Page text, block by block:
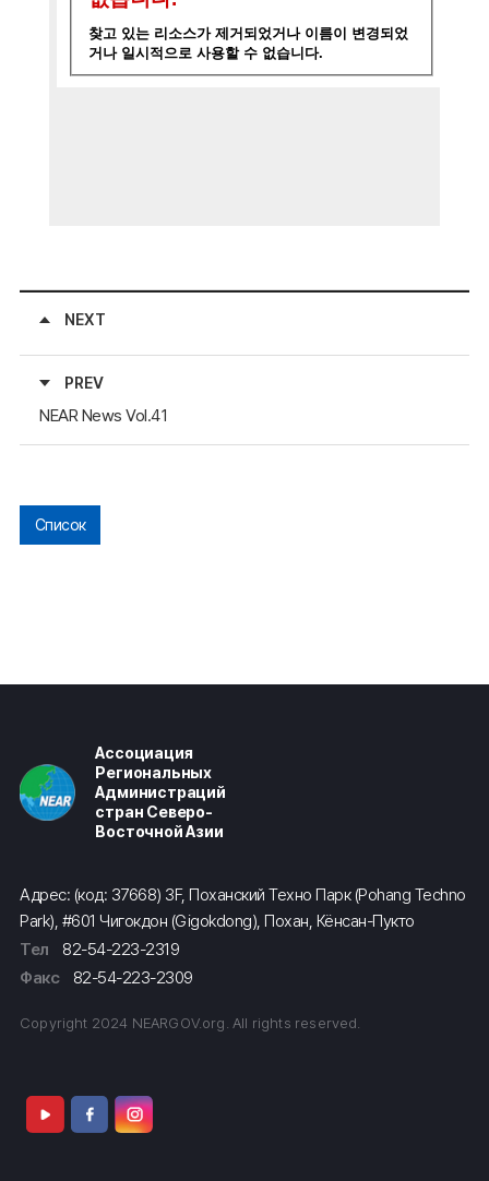
NEXT
PREV
NEAR News Vol.41
Список
Ассоциация
Региональных
Администраций
стран Северо-
Восточной Азии
Адрес: (код: 37668) 3F, Поханский Техно Парк (Pohang Techno
Park), #601 Чигокдон (Gigokdong), Похан, Кёнсан-Пукто
Тел
82-54-223-2319
Факс
82-54-223-2309
Copyright 2024 NEARGOV.org. All rights reserved.